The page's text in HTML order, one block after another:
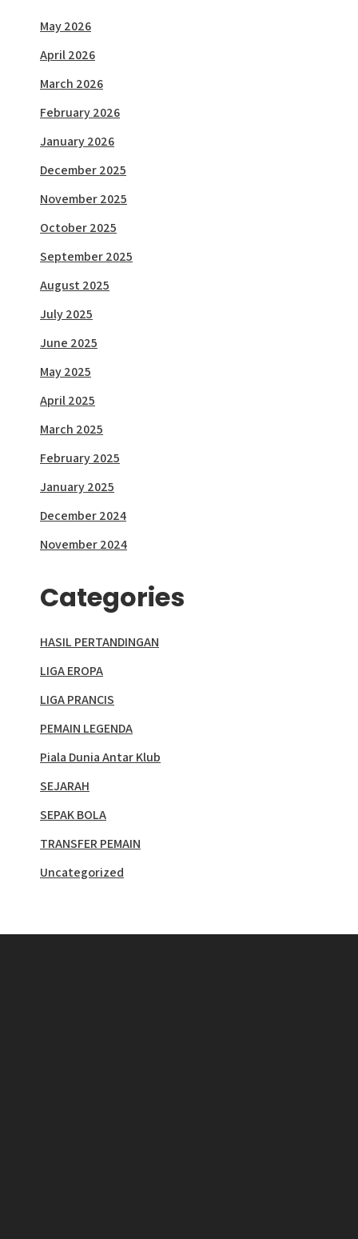
May 2026
April 2026
March 2026
February 2026
January 2026
December 2025
November 2025
October 2025
September 2025
August 2025
July 2025
June 2025
May 2025
April 2025
March 2025
February 2025
January 2025
December 2024
November 2024
Categories
HASIL PERTANDINGAN
LIGA EROPA
LIGA PRANCIS
PEMAIN LEGENDA
Piala Dunia Antar Klub
SEJARAH
SEPAK BOLA
TRANSFER PEMAIN
Uncategorized